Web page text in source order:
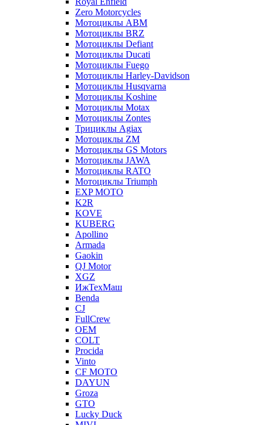
Zero Motorcycles
Мотоциклы ABM
Мотоциклы BRZ
Мотоциклы Defiant
Мотоциклы Ducati
Мотоциклы Fuego
Мотоциклы Harley-Davidson
Мотоциклы Husqvarna
Мотоциклы Koshine
Мотоциклы Motax
Мотоциклы Zontes
Трициклы Agiax
Мотоциклы ZM
Мотоциклы GS Motors
Мотоциклы JAWA
Мотоциклы RATO
Мотоциклы Triumph
EXP MOTO
K2R
KOVE
KUBERG
Apollino
Armada
Gaokin
QJ Motor
XGZ
ИжТехМаш
Benda
CJ
FullCrew
OEM
COLT
Procida
Vinto
CF MOTO
DAYUN
Groza
GTO
Lucky Duck